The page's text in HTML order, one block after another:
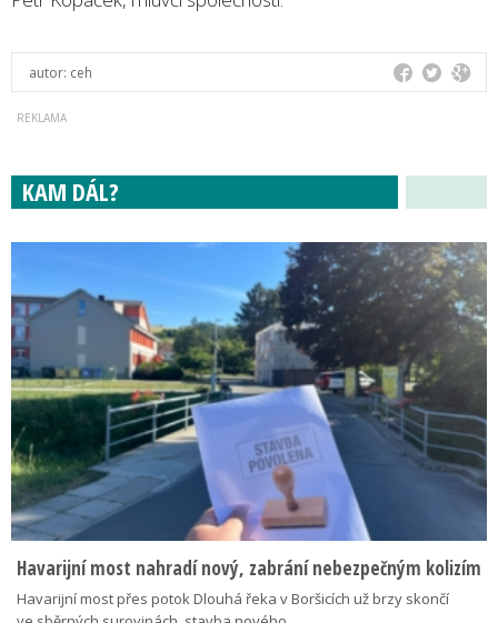
autor: ceh
KAM DÁL?
Havarijní most nahradí nový, zabrání nebezpečným kolizím
Havarijní most přes potok Dlouhá řeka v Boršicích už brzy skončí